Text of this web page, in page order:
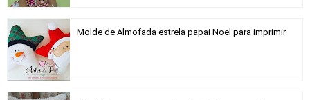
Molde de Almofada estrela papai Noel para imprimir